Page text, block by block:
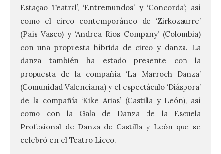
Estaçao Teatral’, ‘Entremundos’ y ‘Concorda’; así
como el circo contemporáneo de ‘Zirkozaurre’
(País Vasco) y ‘Andrea Ríos Company’ (Colombia)
con una propuesta híbrida de circo y danza. La
danza también ha estado presente con la
propuesta de la compañía ‘La Marroch Danza’
(Comunidad Valenciana) y el espectáculo ‘Diáspora’
de la compañía ‘Kike Arias’ (Castilla y León), así
como con la Gala de Danza de la Escuela
Profesional de Danza de Castilla y León que se
celebró en el Teatro Liceo.